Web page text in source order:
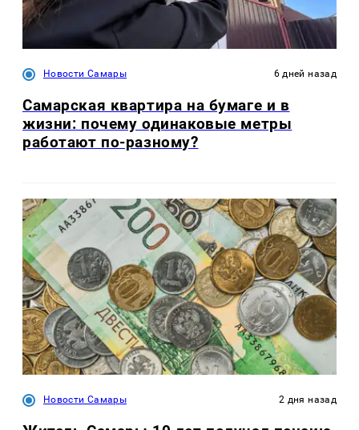
Новости Самары 6 дней назад
Самарская квартира на бумаге и в
жизни: почему одинаковые метры
работают по-разному?
Новости Самары 2 дня назад